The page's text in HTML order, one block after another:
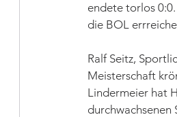
endete torlos
die BOL
Ralf Seitz,
Meisterschaft
Lindermeier hat